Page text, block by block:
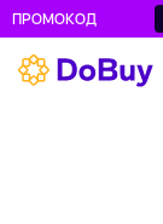
ПРОМОКОД